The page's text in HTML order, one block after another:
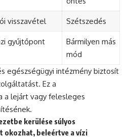
visszavétel Szétszedés
gyűjtőpont
Bármilyen más
mód
egészségügyi intézmény biztosít
Ez a
a lejárt vagy felesleges
kerülése súlyos
okozhat, beleértve a vízi